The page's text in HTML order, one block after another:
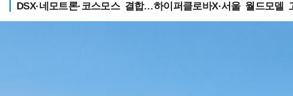
DSX·네모트론·코스모스 결합…하이퍼클로바X·서울 월드모델